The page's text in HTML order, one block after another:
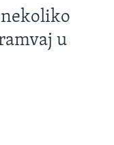
nekoliko
u